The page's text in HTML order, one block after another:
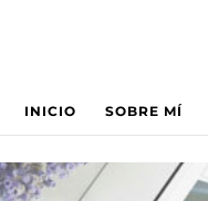
INICIO SOBRE MÍ